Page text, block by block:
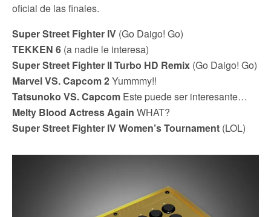
oficial de las finales.
Super Street Fighter IV (Go Daigo! Go)
TEKKEN 6 (a nadie le interesa)
Super Street Fighter II Turbo HD Remix (Go Daigo! Go)
Marvel VS. Capcom 2Yummmy!!
Tatsunoko VS. Capcom Este puede ser interesante…
Melty Blood Actress Again WHAT?
Super Street Fighter IV Women’s Tournament (LOL)